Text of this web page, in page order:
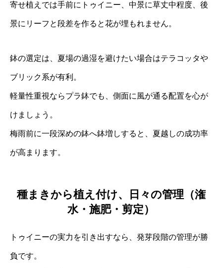
寄せ植えでは手前にトゥイニー、中景に草丈中程度、後
景にリーフと段差を作ると花が埋もれません。
鉢の選定は、夏場の過湿を避けたい場合はテラコッタや
ブリック系が有利。
軽量性重視ならプラ鉢でも、側面に風が通る配置を心が
けましょう。
梅雨前に一段深めの鉢へ鉢増しすると、夏越しの成功率
が高まります。
種まきから植え付け、日々の管理（潅
水・施肥・剪定）
トゥイニーの実力を引き出すなら、発芽段階の管理が勝
負です。